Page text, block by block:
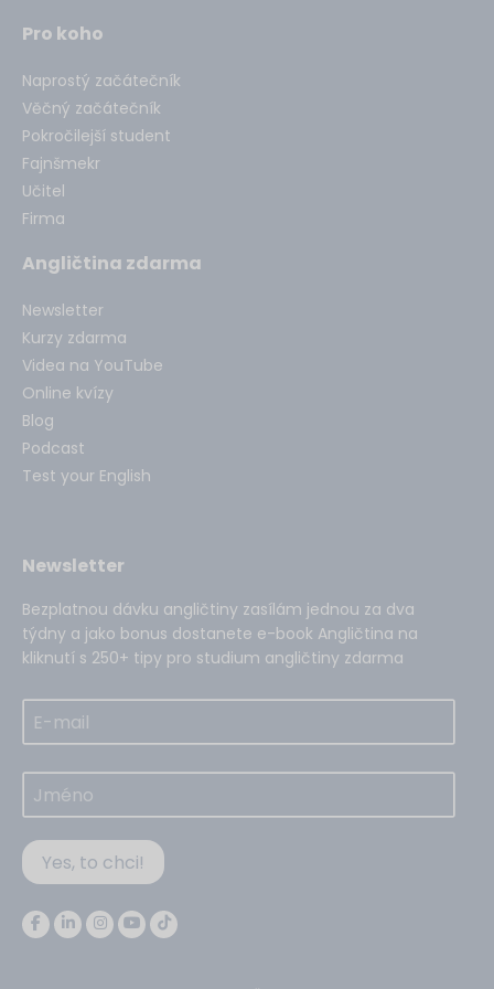
Pro koho
Naprostý začátečník
Věčný začátečník
Pokročilejší student
Fajnšmekr
Učitel
Firma
Angličtina zdarma
Newsletter
Kurzy zdarma
Videa na YouTube
Online kvízy
Blog
Podcast
Test your English
Newsletter
Bezplatnou dávku angličtiny zasílám jednou za dva
týdny a jako bonus dostanete e-book Angličtina na
kliknutí s 250+ tipy pro studium angličtiny zdarma
Yes, to chci!